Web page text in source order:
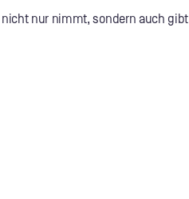
nur nimmt, sondern auch gibt